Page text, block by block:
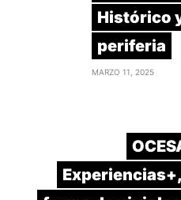
Histórico
periferia
MARZO 11, 2025